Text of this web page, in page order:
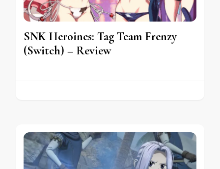
SNK Heroines: Tag Team Frenzy
(Switch) – Review